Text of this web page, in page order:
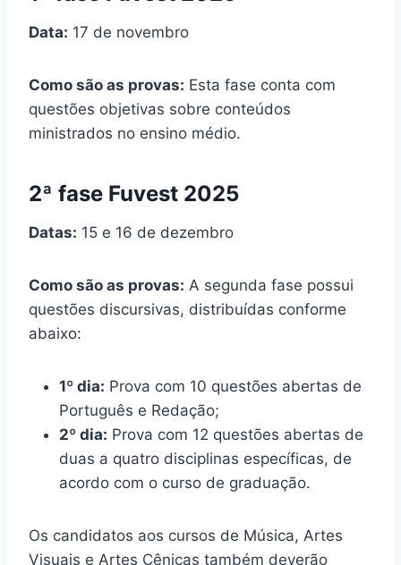
Data: 17 de novembro
Como são as provas: Esta fase conta com
questões objetivas sobre conteúdos
ministrados no ensino médio.
2ª fase Fuvest 2025
Datas: 15 e 16 de dezembro
Como são as provas: A segunda fase possui
questões discursivas, distribuídas conforme
abaixo:
1º dia: Prova com 10 questões abertas de
Português e Redação;
2º dia: Prova com 12 questões abertas de
duas a quatro disciplinas específicas, de
acordo com o curso de graduação.
Os candidatos aos cursos de Música, Artes
Visuais e Artes Cênicas também deverão